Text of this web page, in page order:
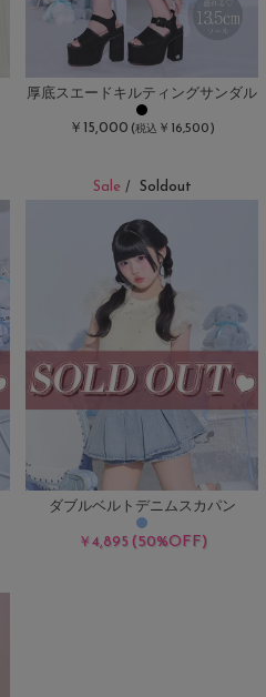
厚底スエードキルティングサンダル
￥15,000 (税込 ￥16,500)
Sale/ Soldout
ダブルベルトデニムスカパン
￥4,895 (50%OFF)